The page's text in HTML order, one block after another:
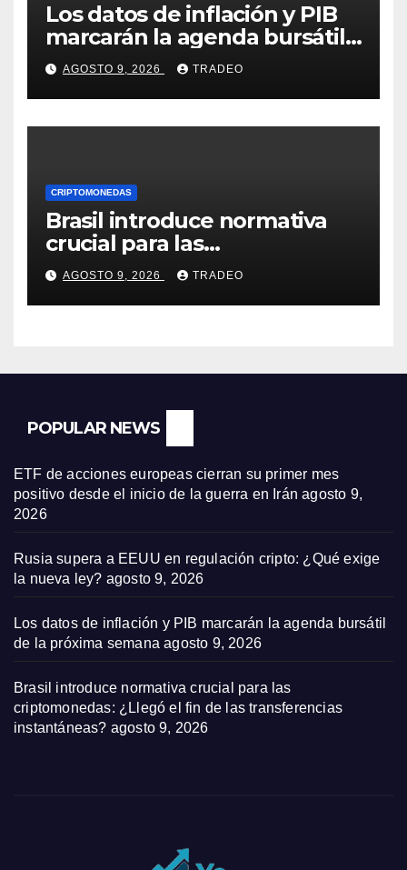
Los datos de inflación y PIB
marcarán la agenda bursátil
de la próxima semana
AGOSTO 9, 2026 TRADEO
CRIPTOMONEDAS
Brasil introduce normativa
crucial para las
criptomonedas: ¿Llegó el fin
de las transferencias
instantáneas?
AGOSTO 9, 2026 TRADEO
POPULAR NEWS
ETF de acciones europeas cierran su primer mes
positivo desde el inicio de la guerra en Irán agosto 9,
2026
Rusia supera a EEUU en regulación cripto: ¿Qué exige
la nueva ley? agosto 9, 2026
Los datos de inflación y PIB marcarán la agenda bursátil
de la próxima semana agosto 9, 2026
Brasil introduce normativa crucial para las
criptomonedas: ¿Llegó el fin de las transferencias
instantáneas? agosto 9, 2026